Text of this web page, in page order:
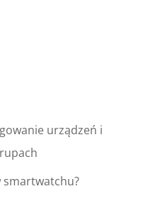
urządzeń i
smartwatchu?